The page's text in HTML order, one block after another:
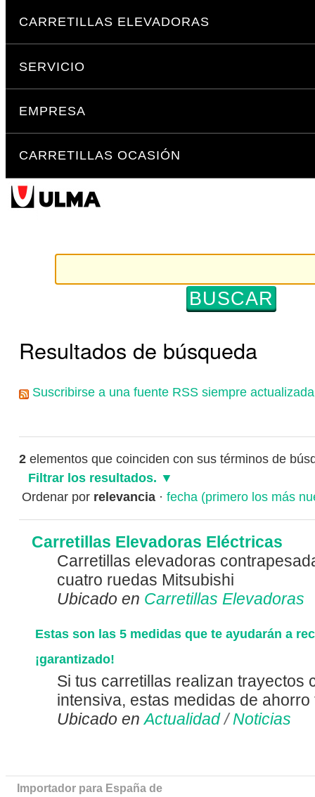
Saltar
a
navegación
CARRETILLAS ELEVADORAS
SERVICIO
EMPRESA
CARRETILLAS OCASIÓN
Resultados de búsqueda
Suscribirse a una fuente RSS siempre
2elementos que coinciden con sus términos de
Filtrar los resultados.
Ordenar por relevancia · fecha (primero los más
Carretillas Elevadoras Eléctricas
Carretillas elevadoras
cuatro ruedas Mitsubishi
Ubicado en Carretillas Elevadoras
Estas son las 5 medidas que te ayudarán a
¡garantizado!
Si tus carretillas realizan trayectos
intensiva, estas medidas de ahorro
Ubicado en Actualidad / Noticias
Importador para España de